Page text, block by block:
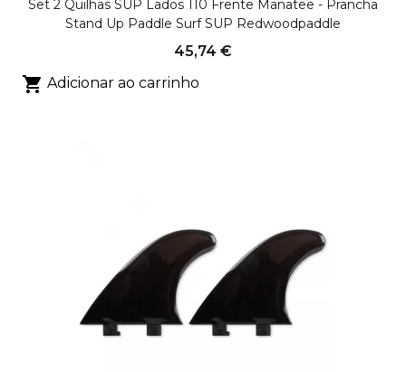
Set 2 Quilhas SUP Lados 110 Frente Manatee - Prancha
Stand Up Paddle Surf SUP Redwoodpaddle
45,74 €
 Adicionar ao carrinho